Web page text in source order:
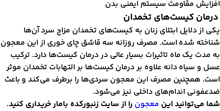
مقاومت سیستم ایمنی بدن
کیست‌های تخمدان
از دلایل ابتلای زنان به کیست‌های تخمدان مزاج سرد آن‌ها
شده است. مصرف روزانه سه قاشق چای خوری از این معجون
مدت یک ماه تاثیرات بسیار عالی در درمان کیست‌ها دارد. ترکیب
و سیاه دانه علاوه بر درمان کیست‌ها بر التهابات تخمدان موثر
همچنین مصرف این معجون سردی‌ها را برطرف می‌کند و باعث
اندام‌های داخلی نیز می‌شود.
می‌توانید این معجونرا از سایت زنبورکده بامار خریداری کنید.